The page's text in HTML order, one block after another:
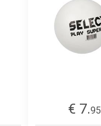
€ 7.95